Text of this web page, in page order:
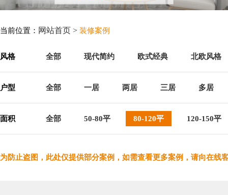
当前位置： 网站首页 > 装修案例
风格 全部 现代简约 欧式经典 北欧风格
户型 全部 一居 两居 三居 多居
面积 全部 50-80平 80-120平 120-150平
为防止盗图，此处仅提供部分案例，如需查看更多案例，请向在线